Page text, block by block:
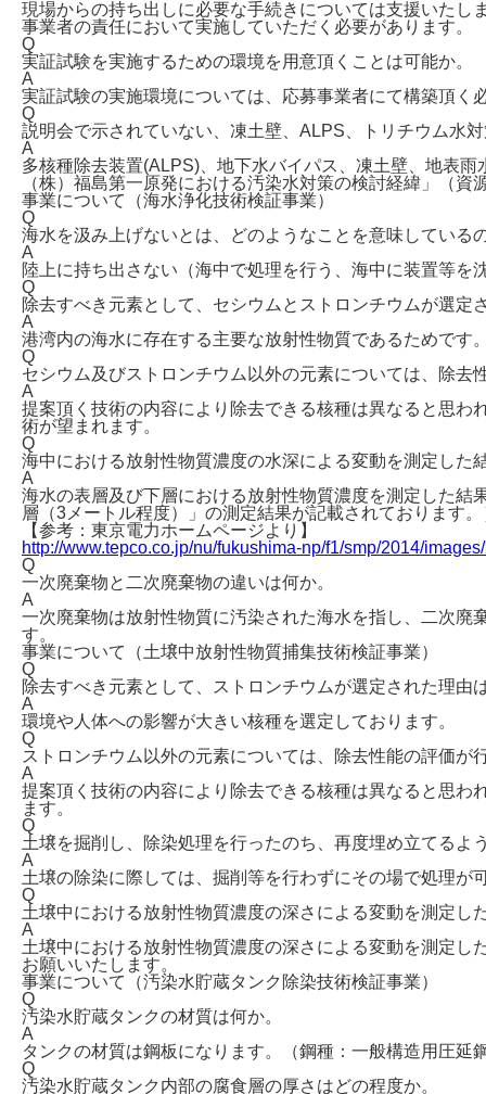
現場からの持ち出しに必要な手続きについては支援いた
事業者の責任において実施していただく必要があります。
Q
実証試験を実施するための環境を用意頂くことは可能か。
A
実証試験の実施環境については、応募事業者にて構築頂く
Q
説明会で示されていない、凍土壁、ALPS、トリチウム水
A
多核種除去装置(ALPS)、地下水バイパス、凍土壁、地表
（株）福島第一原発における汚染水対策の検討経緯」（
事業について（海水浄化技術検証事業）
Q
海水を汲み上げないとは、どのようなことを意味している
A
陸上に持ち出さない（海中で処理を行う、海中に装置等
Q
除去すべき元素として、セシウムとストロンチウムが選定
A
港湾内の海水に存在する主要な放射性物質であるためです
Q
セシウム及びストロンチウム以外の元素については、除去
A
提案頂く技術の内容により除去できる核種は異なると思
術が望まれます。
Q
海中における放射性物質濃度の水深による変動を測定した
A
海水の表層及び下層における放射性物質濃度を測定した
層（3メートル程度）」の測定結果が記載されております。
【参考：東京電力ホームページより】
http://www.tepco.co.jp/nu/fukushima-np/f1/smp/2014/
Q
一次廃棄物と二次廃棄物の違いは何か。
A
一次廃棄物は放射性物質に汚染された海水を指し、二次
す。
事業について（土壌中放射性物質捕集技術検証事業）
Q
除去すべき元素として、ストロンチウムが選定された理由
A
環境や人体への影響が大きい核種を選定しております。
Q
ストロンチウム以外の元素については、除去性能の評価が
A
提案頂く技術の内容により除去できる核種は異なると思
ます。
Q
土壌を掘削し、除染処理を行ったのち、再度埋め立てるよ
A
土壌の除染に際しては、掘削等を行わずにその場で処理が
Q
土壌中における放射性物質濃度の深さによる変動を測定し
A
土壌中における放射性物質濃度の深さによる変動を測定
お願いいたします。
事業について（汚染水貯蔵タンク除染技術検証事業）
Q
汚染水貯蔵タンクの材質は何か。
A
タンクの材質は鋼板になります。（鋼種：一般構造用圧延
Q
汚染水貯蔵タンク内部の腐食層の厚さはどの程度か。